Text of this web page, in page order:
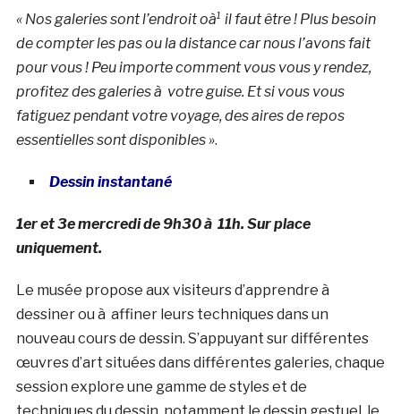
« Nos galeries sont l’endroit oà¹ il faut être ! Plus besoin
de compter les pas ou la distance car nous l’avons fait
pour vous ! Peu importe comment vous vous y rendez,
profitez des galeries à votre guise. Et si vous vous
fatiguez pendant votre voyage, des aires de repos
essentielles sont disponibles ».
Dessin instantané
1er et 3e mercredi de 9h30 à 11h. Sur place
uniquement.
Le musée propose aux visiteurs d’apprendre à
dessiner ou à affiner leurs techniques dans un
nouveau cours de dessin. S’appuyant sur différentes
œuvres d’art situées dans différentes galeries, chaque
session explore une gamme de styles et de